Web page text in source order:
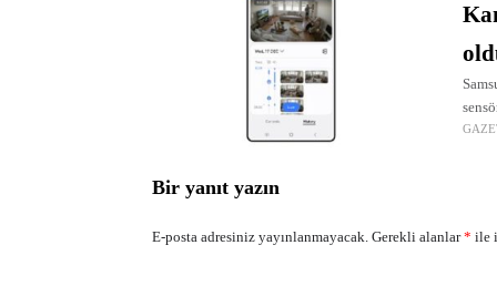
için
Bir yanıt yazın
E-posta adresiniz yayınlanmayacak. Gerekli alanlar* ile